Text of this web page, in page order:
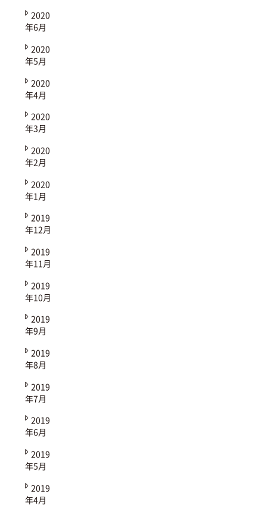
2020
年6月
2020
年5月
2020
年4月
2020
年3月
2020
年2月
2020
年1月
2019
年12月
2019
年11月
2019
年10月
2019
年9月
2019
年8月
2019
年7月
2019
年6月
2019
年5月
2019
年4月